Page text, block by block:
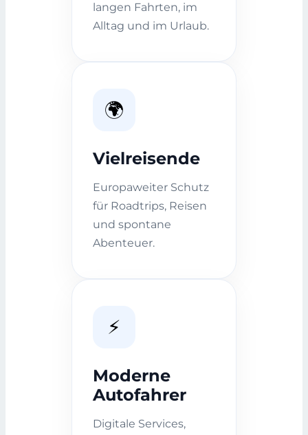
langen Fahrten, im
Alltag und im Urlaub.
🌍
Vielreisende
Europaweiter Schutz
für Roadtrips, Reisen
und spontane
Abenteuer.
⚡
Moderne
Autofahrer
Digitale Services,